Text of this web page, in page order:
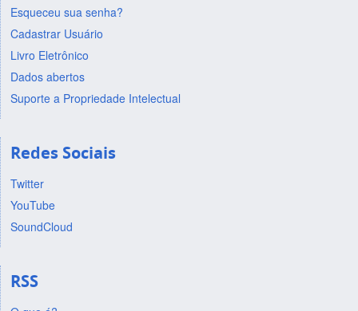
Esqueceu sua senha?
Cadastrar Usuário
Livro Eletrônico
Dados abertos
Suporte a Propriedade Intelectual
Redes Sociais
Twitter
YouTube
SoundCloud
RSS